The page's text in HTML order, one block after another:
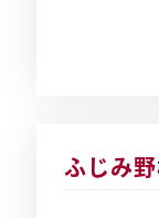
ふじみ